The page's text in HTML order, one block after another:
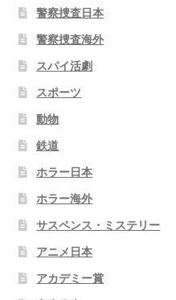
警察捜査日本
警察捜査海外
スパイ活劇
スポーツ
動物
鉄道
ホラー日本
ホラー海外
サスペンス・ミステリー
アニメ日本
アカデミー賞